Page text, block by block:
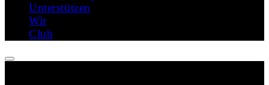
Unterstützen
Wir
Club